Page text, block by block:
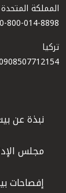
المملكة المتحدة
0-800-014-8898
تركيا
نبذة عن
مجلس
إفصاحات